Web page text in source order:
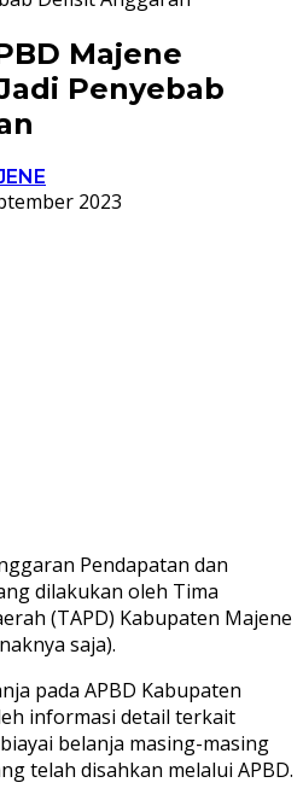
Majene
Penyebab
2023
Pendapatan dan
dilakukan oleh Tima
(TAPD) Kabupaten Majene
saja).
pada APBD Kabupaten
informasi detail terkait
belanja masing-masing
telah disahkan melalui APBD.